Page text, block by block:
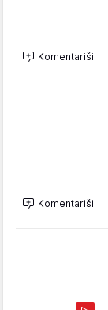
Komentariši
Komentariši